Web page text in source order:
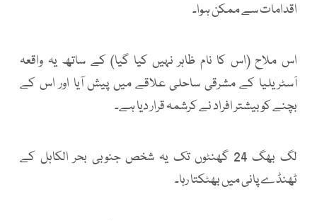
اقدامات سے ممکن ہوا۔
اس ملاح (اس کا نام ظاہر نہیں کیا گیا) کے ساتھ یہ واقعہ
آسٹریلیا کے مشرقی ساحلی علاقے میں پیش آیا اور اس کے
بچنے کو بیشتر افراد نے کرشمہ قرار دیا ہے۔
لگ بھگ 24 گھنٹوں تک یہ شخص جنوبی بحر الکاہل کے
ٹھنڈے پانی میں بھٹکتا رہا۔